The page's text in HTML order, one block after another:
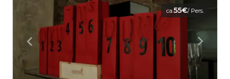
ca.55€/ Pers.